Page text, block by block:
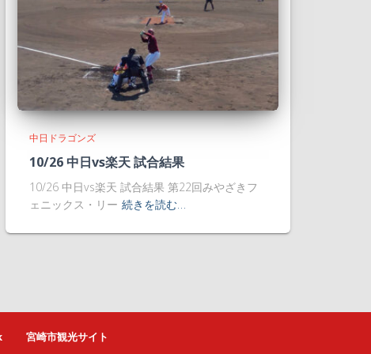
中日ドラゴンズ
10/26 中日vs楽天 試合結果
10/26 中日vs楽天 試合結果 第22回みやざきフ
ェニックス・リー 続きを読む…
宮崎市観光サイト